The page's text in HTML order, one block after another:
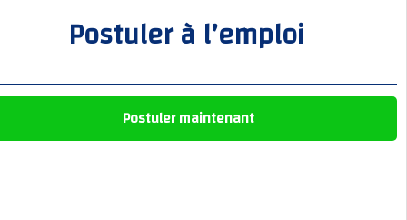
Postuler à l’emploi
Postuler maintenant